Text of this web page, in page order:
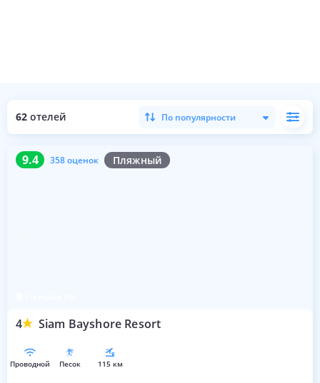
62 отелей По популярности
9.4 358 оценок Пляжный
4 Siam Bayshore Resort
9.4 358 оценок
проводной песок 115 км